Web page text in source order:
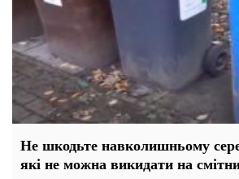
Не шкодьте навколишньому
які не можна викидати на